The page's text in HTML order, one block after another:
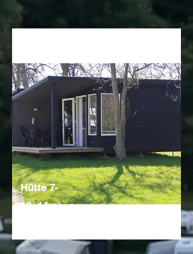
Hütte 7-
10, 14m²